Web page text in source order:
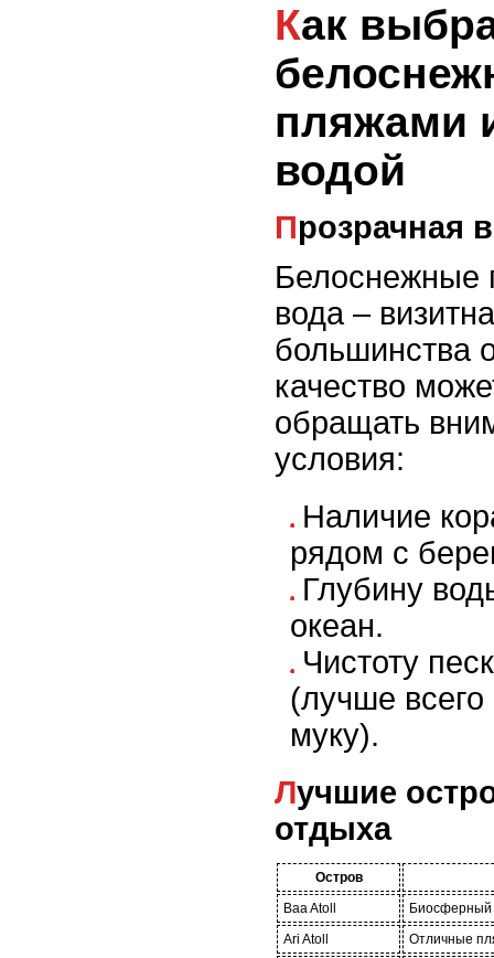
Как выбрать остров с
пляжами
водой
Прозрачная
Белоснежные
вода –
большинства
качество
обращать
условия:
Наличие
рядом с
Глубину
океан.
Чистоту
(лучше
муку).
Лучшие острова для пляжного
отдыха
Остров
Baa Atoll
Ari Atoll
Отличные